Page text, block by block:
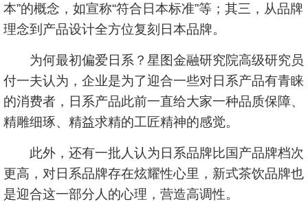
本”的概念，如宣称“符合日本标准”等；其三，从品牌
理念到产品设计全方位复刻日本品牌。
为何最初偏爱日系？星图金融研究院高级研究员
付一夫认为，企业是为了迎合一些对日系产品有青睐
的消费者，日系产品此前一直给大家一种品质保障、
精雕细琢、精益求精的工匠精神的感觉。
此外，还有一批人认为日系品牌比国产品牌档次
更高，对日系品牌存在炫耀性心里，新式茶饮品牌也
是迎合这一部分人的心理，营造高调性。